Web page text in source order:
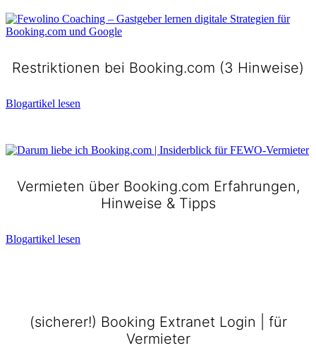
Restriktionen bei Booking.com (3 Hinweise)​
Blogartikel lesen
Vermieten über Booking.com Erfahrungen,
Hinweise & Tipps
Blogartikel lesen
(sicherer!) Booking Extranet Login | für
Vermieter